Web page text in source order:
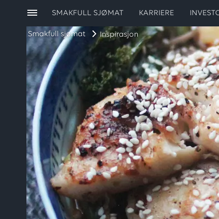
Smakfull sjømat Inspirasjon
SMAKFULL SJØMAT KARRIERE